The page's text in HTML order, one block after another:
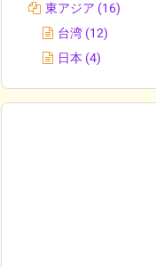
東アジア (16)
台湾 (12)
日本 (4)